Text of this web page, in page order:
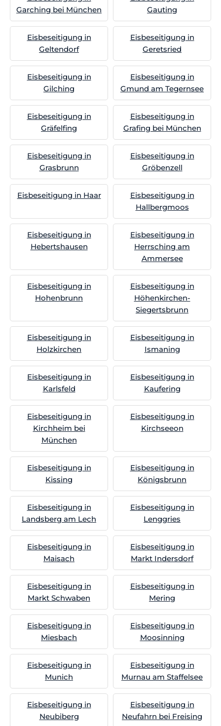
Garching bei München
Gauting
Eisbeseitigung in
Geltendorf
Eisbeseitigung in
Geretsried
Eisbeseitigung in
Gilching
Eisbeseitigung in
Gmund am Tegernsee
Eisbeseitigung in
Gräfelfing
Eisbeseitigung in
Grafing bei München
Eisbeseitigung in
Grasbrunn
Eisbeseitigung in
Gröbenzell
Eisbeseitigung in Haar
Eisbeseitigung in
Hallbergmoos
Eisbeseitigung in
Hebertshausen
Eisbeseitigung in
Herrsching am
Ammersee
Eisbeseitigung in
Hohenbrunn
Eisbeseitigung in
Höhenkirchen-
Siegertsbrunn
Eisbeseitigung in
Holzkirchen
Eisbeseitigung in
Ismaning
Eisbeseitigung in
Karlsfeld
Eisbeseitigung in
Kaufering
Eisbeseitigung in
Kirchheim bei
München
Eisbeseitigung in
Kirchseeon
Eisbeseitigung in
Kissing
Eisbeseitigung in
Königsbrunn
Eisbeseitigung in
Landsberg am Lech
Eisbeseitigung in
Lenggries
Eisbeseitigung in
Maisach
Eisbeseitigung in
Markt Indersdorf
Eisbeseitigung in
Markt Schwaben
Eisbeseitigung in
Mering
Eisbeseitigung in
Miesbach
Eisbeseitigung in
Moosinning
Eisbeseitigung in
Munich
Eisbeseitigung in
Murnau am Staffelsee
Eisbeseitigung in
Neubiberg
Eisbeseitigung in
Neufahrn bei Freising